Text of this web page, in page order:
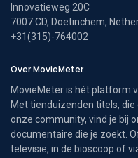
Innovatieweg 20C
7007 CD, Doetinchem,
+31(315)-764002
Over MovieMeter
MovieMeter is hét platform
Met tienduizenden titels,
onze community, vind je bij
documentaire die je zoekt.
televisie, in de bioscoop of